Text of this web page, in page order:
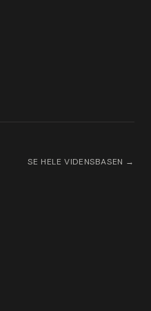
SE HELE VIDENSBASEN →